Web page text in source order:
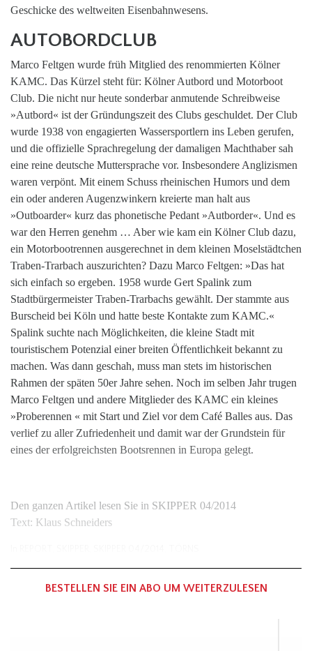
Geschicke des weltweiten Eisenbahnwesens.
AUTOBORDCLUB
Marco Feltgen wurde früh Mitglied des renommierten Kölner
KAMC. Das Kürzel steht für: Kölner Autbord und Motorboot
Club. Die nicht nur heute sonderbar anmutende Schreibweise
»Autbord« ist der Gründungszeit des Clubs geschuldet. Der Club
wurde 1938 von engagierten Wassersportlern ins Leben gerufen,
und die offizielle Sprachregelung der damaligen Machthaber sah
eine reine deutsche Muttersprache vor. Insbesondere Anglizismen
waren verpönt. Mit einem Schuss rheinischen Humors und dem
ein oder anderen Augenzwinkern kreierte man halt aus
»Outboarder« kurz das phonetische Pedant »Autborder«. Und es
war den Herren genehm … Aber wie kam ein Kölner Club dazu,
ein Motorbootrennen ausgerechnet in dem kleinen Moselstädtchen
Traben-Trarbach auszurichten? Dazu Marco Feltgen: »Das hat
sich einfach so ergeben. 1958 wurde Gert Spalink zum
Stadtbürgermeister Traben-Trarbachs gewählt. Der stammte aus
Burscheid bei Köln und hatte beste Kontakte zum KAMC.«
Spalink suchte nach Möglichkeiten, die kleine Stadt mit
touristischem Potenzial einer breiten Öffentlichkeit bekannt zu
machen. Was dann geschah, muss man stets im historischen
Rahmen der späten 50er Jahre sehen. Noch im selben Jahr trugen
Marco Feltgen und andere Mitglieder des KAMC ein kleines
»Proberennen « mit Start und Ziel vor dem Café Balles aus. Das
verlief zu aller Zufriedenheit und damit war der Grundstein für
eines der erfolgreichsten Bootsrennen in Europa gelegt.
Den ganzen Artikel lesen Sie in SKIPPER 04/2014
Text: Klaus Schneiders
BESTELLEN SIE EIN ABO UM WEITERZULESEN